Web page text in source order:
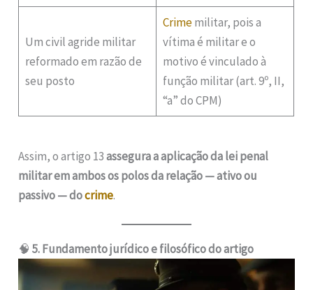
Um civil agride militar
reformado em razão de
seu posto
Crimemilitar, pois a
vítima é militar e o
motivo é vinculado à
função militar (art. 9º, II,
“a” do CPM)
Assim, o artigo 13assegura a aplicação da lei penal
militar em ambos os polos da relação — ativo ou
passivo — docrime.
🧠5. Fundamento jurídico e filosófico do artigo